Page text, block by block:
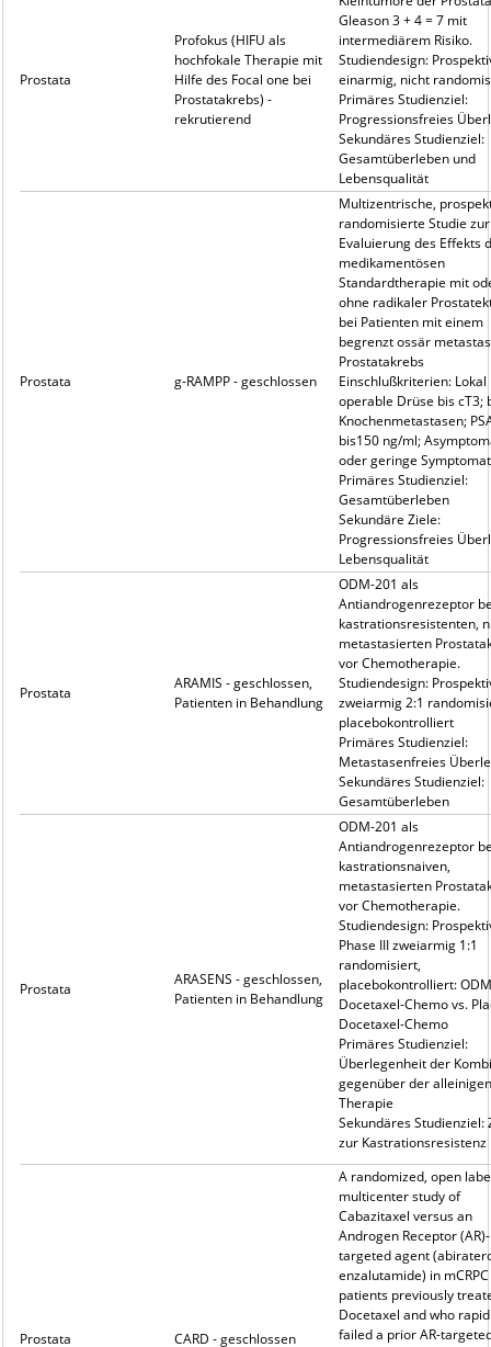
Prostata
Profokus (HIFU als
hochfokale Therapie mit
Hilfe des Focal one bei
Prostatakrebs) -
rekrutierend
Gleason 3 + 4 = 7 mit
intermediärem Risiko.
Studiendesign:
einarmig, nicht
Primäres Studienziel:
Progressionsfreies
Sekundäres Studienziel:
Gesamtüberleben und
Lebensqualität
Prostata g-RAMPP - geschlossen
Multizentrische,
randomisierte Studie zur
Evaluierung des Effekts
medikamentösen
Standardtherapie mit
ohne radikaler
bei Patienten mit einem
begrenzt ossär
Prostatakrebs
Einschlußkriterien: Lokal
operable Drüse bis cT3;
Knochenmetastasen;
bis150 ng/ml;
oder geringe
Primäres Studienziel:
Gesamtüberleben
Sekundäre Ziele:
Progressionsfreies
Lebensqualität
Prostata
ARAMIS - geschlossen,
Patienten in Behandlung
ODM-201 als
Antiandrogenrezeptor
kastrationsresistenten,
metastasierten
vor Chemotherapie.
Studiendesign:
zweiarmig 2:1
placebokontrolliert
Primäres Studienziel:
Metastasenfreies
Sekundäres Studienziel:
Gesamtüberleben
Prostata
ARASENS - geschlossen,
Patienten in Behandlung
ODM-201 als
Antiandrogenrezeptor
kastrationsnaiven,
metastasierten
vor Chemotherapie.
Studiendesign:
Phase III zweiarmig 1:1
randomisiert,
placebokontrolliert:
Docetaxel-Chemo vs.
Docetaxel-Chemo
Primäres Studienziel:
Überlegenheit der
gegenüber der alleinigen
Therapie
Sekundäres Studienziel:
zur Kastrationsresistenz
Prostata CARD - geschlossen
A randomized, open
multicenter study of
Cabazitaxel versus an
Androgen Receptor (AR)-
targeted agent
enzalutamide) in mCRPC
patients previously
Docetaxel and who
failed a prior AR-